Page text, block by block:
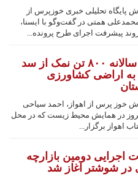
پایگاه تحلیلی خبری خوزپرس از
محمدعلی همتی در گفت‌وگو با ایسنا،
روند پیشرفت اجرای طرح پرونده...
ورود سالانه ۸۰۰ تن نمک از سد
به اراضی کشاورزی
خوز پرس از اهواز، احمد سیاحی
در همایش محیط زیست که در محل
اهواز برگزار...
اجرایی دومین بازارچه
در شوشتر آغاز شد